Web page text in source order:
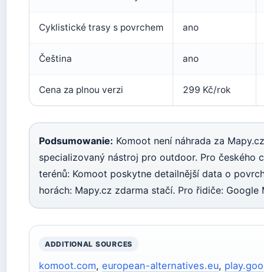
Cyklistické trasy s povrchem ano
Čeština ano
Cena za plnou verzi 299 Kč/rok
Podsumowanie: Komoot není náhrada za
specializovaný nástroj pro outdoor. Pro českého
terénů: Komoot poskytne detailnější data o
horách: Mapy.cz zdarma stačí. Pro řidiče: Google
ADDITIONAL SOURCES
komoot.com, european-alternatives.eu,